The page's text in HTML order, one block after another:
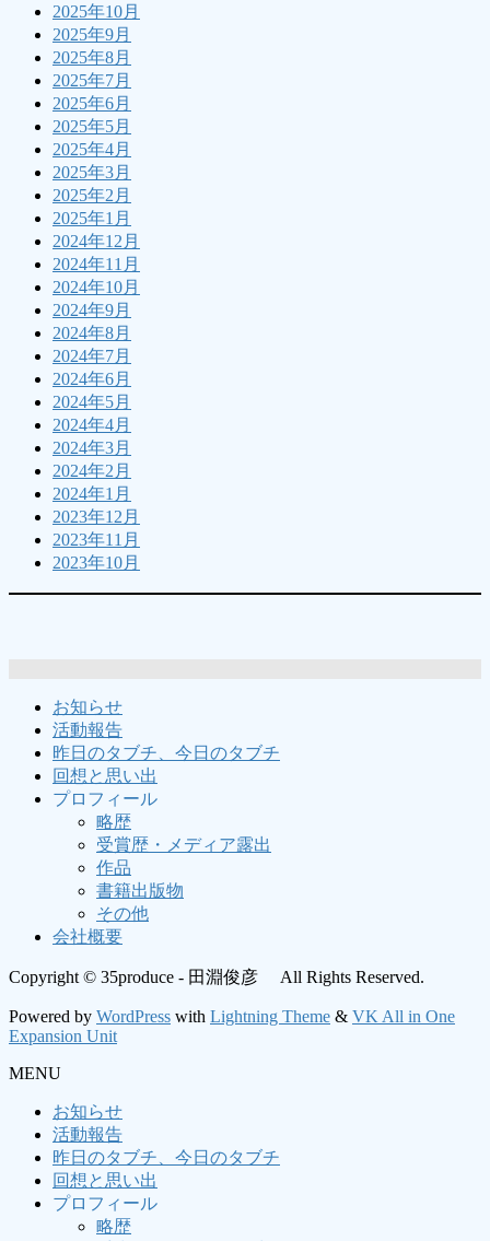
2025年10月
2025年9月
2025年8月
2025年7月
2025年6月
2025年5月
2025年4月
2025年3月
2025年2月
2025年1月
2024年12月
2024年11月
2024年10月
2024年9月
2024年8月
2024年7月
2024年6月
2024年5月
2024年4月
2024年3月
2024年2月
2024年1月
2023年12月
2023年11月
2023年10月
お知らせ
活動報告
昨日のタブチ、今日のタブチ
回想と思い出
プロフィール
略歴
受賞歴・メディア露出
作品
書籍出版物
その他
会社概要
Copyright © 35produce - 田淵俊彦 All Rights Reserved.
Powered by WordPress with Lightning Theme & VK All in One
Expansion Unit
MENU
お知らせ
活動報告
昨日のタブチ、今日のタブチ
回想と思い出
プロフィール
略歴